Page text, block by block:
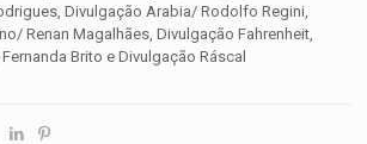
Divulgação Arabia/ Rodolfo Regini,
Renan Magalhães, Divulgação Fahrenheit,
Brito e Divulgação Ráscal